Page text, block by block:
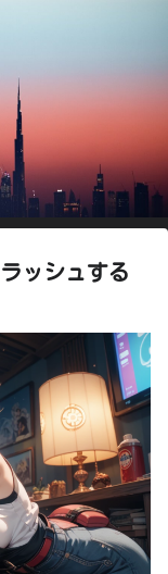
ッシュする